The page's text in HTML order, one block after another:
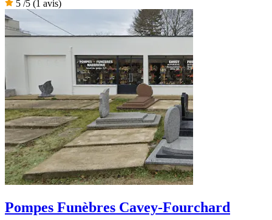
5 /5 (1 avis)
Pompes Funèbres Cavey-Fourchard